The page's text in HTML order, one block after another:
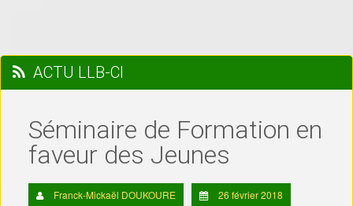
ACTU LLB-CI
Séminaire de Formation en
faveur des Jeunes
Franck-Mickaël DOUKOURE 26 février 2018